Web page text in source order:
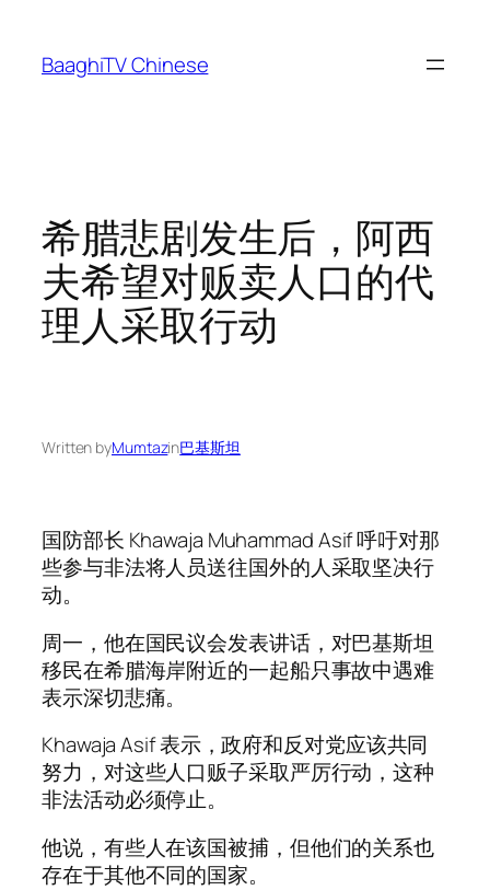
content
BaaghiTV Chinese
希腊悲剧发生后，阿西
夫希望对贩卖人口的代
理人采取行动
Written byMumtazin巴基斯坦
国防部长 Khawaja Muhammad Asif 呼吁对那
些参与非法将人员送往国外的人采取坚决行
动。
周一，他在国民议会发表讲话，对巴基斯坦
移民在希腊海岸附近的一起船只事故中遇难
表示深切悲痛。
Khawaja Asif 表示，政府和反对党应该共同
努力，对这些人口贩子采取严厉行动，这种
非法活动必须停止。
他说，有些人在该国被捕，但他们的关系也
存在于其他不同的国家。